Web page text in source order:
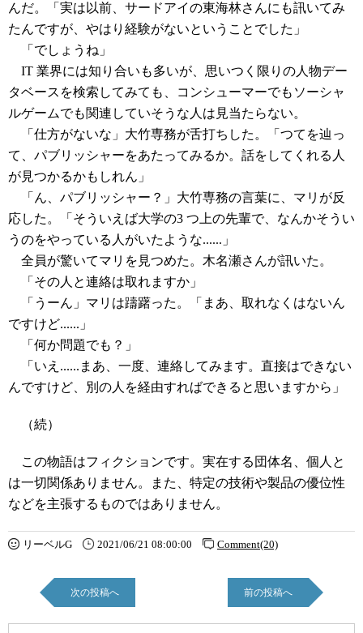
んだ。「実は以前、サードアイの東海林さんにも訊いてみ
たんですが、やはり経験がないということでした」
「でしょうね」
IT 業界には知り合いも多いが、思いつく限りの人物デー
タベースを検索してみても、コンシューマーでもソーシャ
ルゲームでも関連していそうな人は見当たらない。
「仕方がないな」大竹専務が舌打ちした。「つてを辿っ
て、パブリッシャーをあたってみるか。話をしてくれる人
が見つかるかもしれん」
「ん、パブリッシャー？」大竹専務の言葉に、マリが反
応した。「そういえば大学の3 つ上の先輩で、なんかそうい
うのをやっている人がいたような......」
全員が驚いてマリを見つめた。木名瀬さんが訊いた。
「その人と連絡は取れますか」
「うーん」マリは躊躇った。「まあ、取れなくはないん
ですけど......」
「何か問題でも？」
「いえ......まあ、一度、連絡してみます。直接はできない
んですけど、別の人を経由すればできると思いますから」
（続）
この物語はフィクションです。実在する団体名、個人と
は一切関係ありません。また、特定の技術や製品の優位性
などを主張するものではありません。
リーベルG 2021/06/21 08:00:00 Comment(20)
次の投稿へ 前の投稿へ